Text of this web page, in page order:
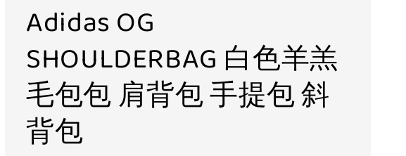
Adidas OG
SHOULDERBAG 白色羊羔
毛包包 肩背包 手提包 斜
背包